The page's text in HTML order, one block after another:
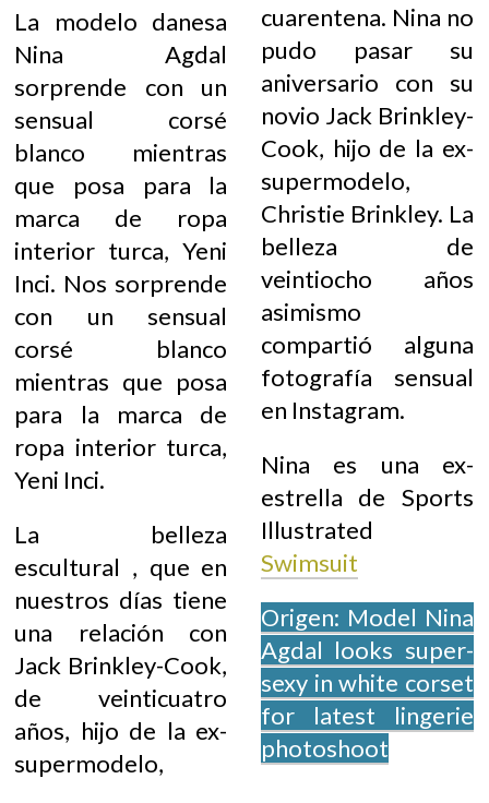
La modelo danesa
Nina Agdal
sorprende con un
sensual corsé
blanco mientras
que posa para la
marca de ropa
interior turca, Yeni
Inci. Nos sorprende
con un sensual
corsé blanco
mientras que posa
para la marca de
ropa interior turca,
Yeni Inci.
La belleza
escultural , que en
nuestros días tiene
una relación con
Jack Brinkley-Cook,
de veinticuatro
años, hijo de la ex-
supermodelo,
cuarentena. Nina no
pudo pasar su
aniversario con su
novio Jack Brinkley-
Cook, hijo de la ex-
supermodelo,
Christie Brinkley. La
belleza de
veintiocho años
asimismo
compartió alguna
fotografía sensual
en Instagram.
Nina es una ex-
estrella de Sports
Illustrated
Swimsuit
Origen: Model Nina
Agdal looks super-
sexy in white corset
for latest lingerie
photoshoot